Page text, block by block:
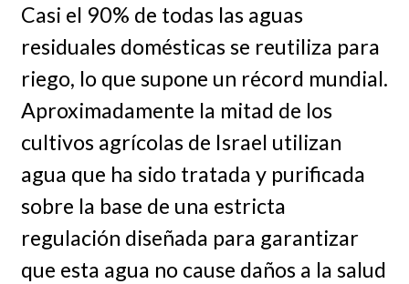
Casi el 90% de todas las aguas
residuales domésticas se reutiliza para
riego, lo que supone un récord mundial.
Aproximadamente la mitad de los
cultivos agrícolas de Israel utilizan
agua que ha sido tratada y purificada
sobre la base de una estricta
regulación diseñada para garantizar
que esta agua no cause daños a la salud